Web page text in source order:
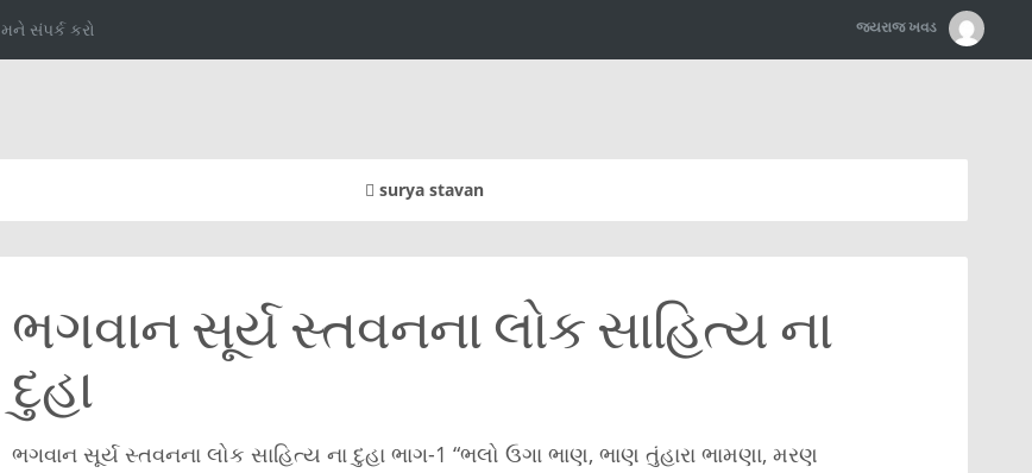
જયરાજ ખવડ
મને સંપર્ક કરો
surya stavan
ભગવાન સૂર્ય સ્તવનના લોક સાહિત્ય ના
દુહા
ભગવાન સૂર્ય સ્તવનના લોક સાહિત્ય ના દુહા ભાગ-1 “ભલો ઉગા ભાણ, ભાણ તુંહારા ભામણા, મરણ